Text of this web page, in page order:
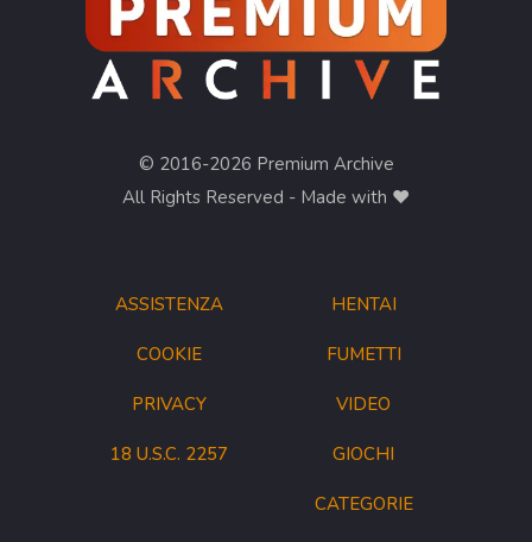
ASSISTENZA
COOKIE
PRIVACY
18 U.S.C. 2257
© 2016-2026 Premium Archive
All Rights Reserved - Made with ❤︎
HENTAI
FUMETTI
VIDEO
GIOCHI
CATEGORIE